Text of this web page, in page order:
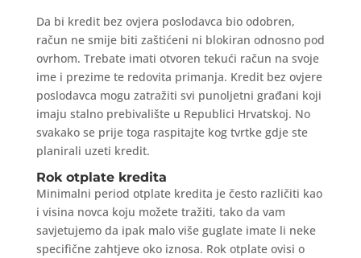
Da bi kredit bez ovjera poslodavca bio odobren,
račun ne smije biti zaštićeni ni blokiran odnosno pod
ovrhom. Trebate imati otvoren tekući račun na svoje
ime i prezime te redovita primanja. Kredit bez ovjere
poslodavca mogu zatražiti svi punoljetni građani koji
imaju stalno prebivalište u Republici Hrvatskoj. No
svakako se prije toga raspitajte kog tvrtke gdje ste
planirali uzeti kredit.
Rok otplate kredita
Minimalni period otplate kredita je često različiti kao
i visina novca koju možete tražiti, tako da vam
savjetujemo da ipak malo više guglate imate li neke
specifične zahtjeve oko iznosa. Rok otplate ovisi o